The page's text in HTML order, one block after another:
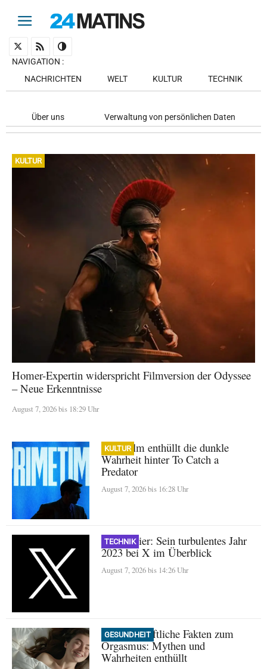
NAVIGATION :
NACHRICHTEN
WELT KULTUR TECHNIK
Über uns Verwaltung von persönlichen Daten
KULTUR
Homer-Expertin widerspricht Filmversion der Odyssee
– Neue Erkenntnisse
August 7, 2026 bis 18:29 Uhr
KULTUR
A24-Film enthüllt die dunkle
Wahrheit hinter To Catch a
Predator
August 7, 2026 bis 16:28 Uhr
TECHNIK
Nikita Bier: Sein turbulentes Jahr
2023 bei X im Überblick
August 7, 2026 bis 14:26 Uhr
GESUNDHEIT
Wissenschaftliche Fakten zum
Orgasmus: Mythen und
Wahrheiten enthüllt